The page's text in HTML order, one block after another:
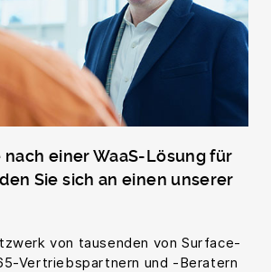
nach einer WaaS-Lösung für
Sie sich an einen unserer
von tausenden von Surface-
Vertriebspartnern und -Beratern